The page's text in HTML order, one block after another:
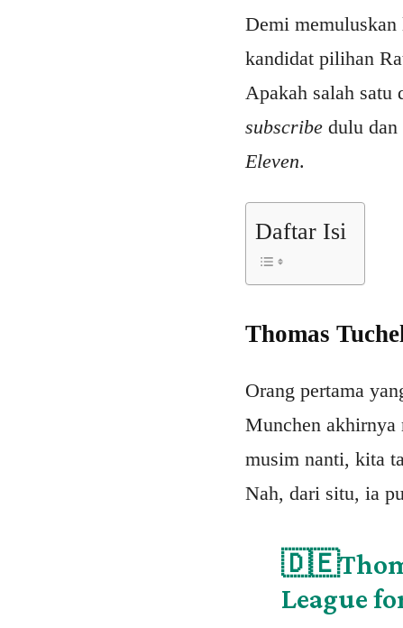
Demi
kandidat pilihan
Apakah salah satu
subscribe dulu dan
Eleven.
Daftar Isi
Thomas
Orang pertama
Munchen
musim nanti, kita
Nah, dari situ, ia
League